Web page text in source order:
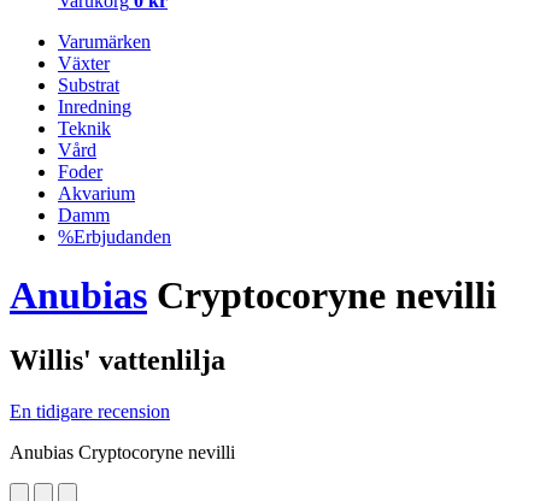
Varumärken
Växter
Substrat
Inredning
Teknik
Vård
Foder
Akvarium
Damm
%Erbjudanden
Anubias Cryptocoryne nevilli
Willis' vattenlilja
En tidigare recension
Anubias Cryptocoryne nevilli